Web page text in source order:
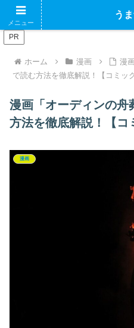
ブログで収益化でき
PR
ホーム 漫画
漫
で読む方法を徹底解説！【コミッ
漫画「オーディンの舟
方法を徹底解説！【コ
漫画
メニュー
う